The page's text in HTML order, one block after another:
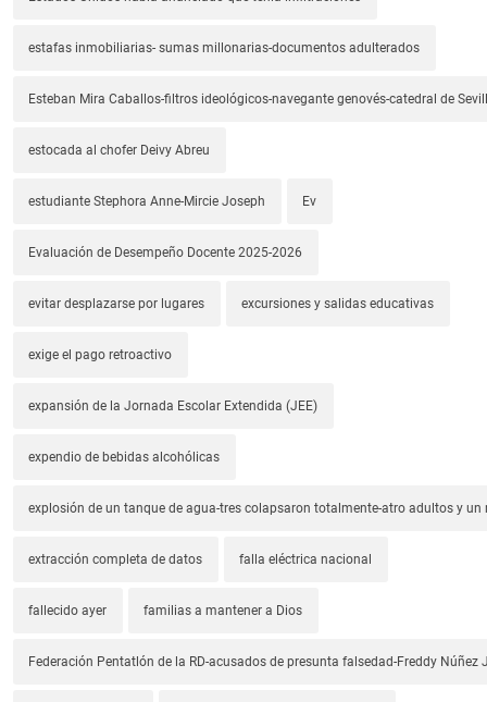
estafas inmobiliarias- sumas millonarias-documentos adulterados
Esteban Mira Caballos-filtros ideológicos-navegante genovés-catedral de
estocada al chofer Deivy Abreu
estudiante Stephora Anne-Mircie Joseph Ev
Evaluación de Desempeño Docente 2025-2026
evitar desplazarse por lugares excursiones y salidas educativas
exige el pago retroactivo
expansión de la Jornada Escolar Extendida (JEE)
expendio de bebidas alcohólicas
explosión de un tanque de agua-tres colapsaron totalmente-atro adultos y un
extracción completa de datos falla eléctrica nacional
fallecido ayer familias a mantener a Dios
Federación Pentatlón de la RD-acusados de presunta falsedad-Freddy Núñez